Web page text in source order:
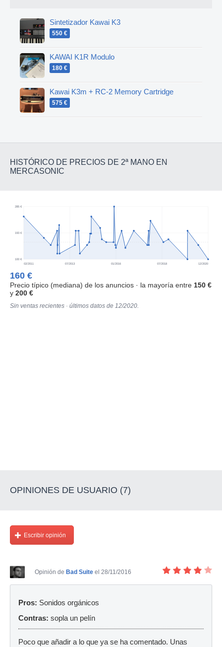
Sintetizador Kawai K3
550 €
KAWAI K1R Modulo
180 €
Kawai K3m + RC-2 Memory Cartridge
575 €
HISTÓRICO DE PRECIOS DE 2ª MANO EN
MERCASONIC
100 €
193 €
285 €
02/2011 07/2013 01/2016 07/2018 12/2020
160 €
Precio típico (mediana) de los anuncios · la mayoría entre 150 €
y 200 €
Sin ventas recientes · últimos datos de 12/2020.
OPINIONES DE USUARIO (7)
Escribir opinión
Opinión de Bad Suite el 28/11/2016
Pros: Sonidos orgánicos
Contras: sopla un pelín
Poco que añadir a lo que ya se ha comentado. Unas